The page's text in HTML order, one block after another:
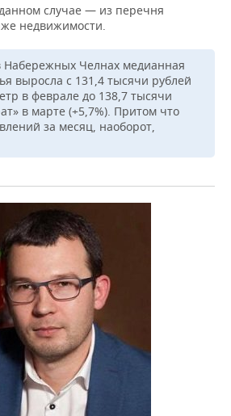
случае — из перечня
недвижимости.
Набережных Челнах медианная
выросла с 131,4 тысячи рублей
в феврале до 138,7 тысячи
в марте (+5,7%). Притом что
за месяц, наоборот,